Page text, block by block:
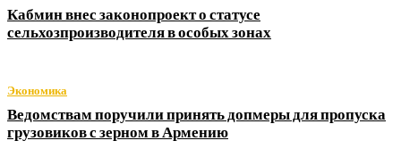
Кабмин внес законопроект о статусе
сельхозпроизводителя в особых зонах
Экономика
Ведомствам поручили принять допмеры для пропуска
грузовиков с зерном в Армению